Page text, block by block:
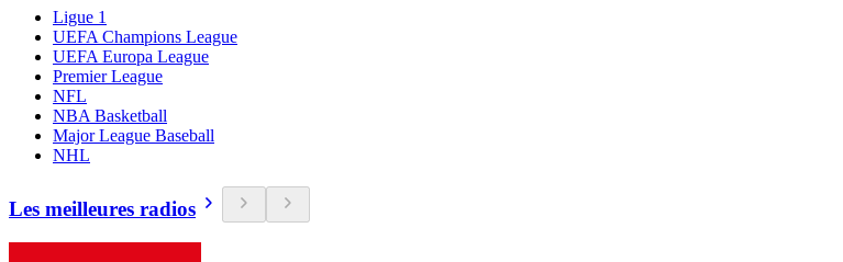
Ligue 1
UEFA Champions League
UEFA Europa League
Premier League
NFL
NBA Basketball
Major League Baseball
NHL
Les meilleures radios